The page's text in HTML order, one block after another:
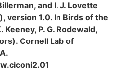
and I. J. Lovette
version 1.0. In Birds of the
Keeney, P. G. Rodewald,
Cornell Lab of